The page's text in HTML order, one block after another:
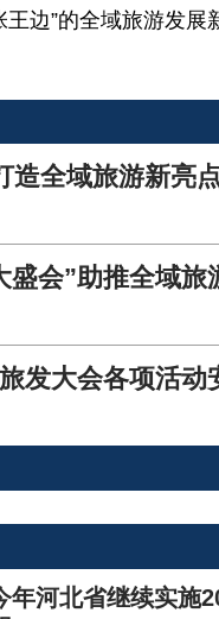
边”的全域旅游发展
造全域旅游新亮
盛会”助推全域旅
年河北省继续实施